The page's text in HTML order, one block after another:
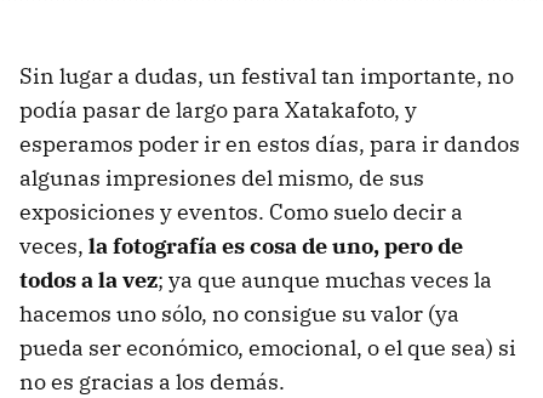
Sin lugar a dudas, un festival tan importante, no
podía pasar de largo para Xatakafoto, y
esperamos poder ir en estos días, para ir dandos
algunas impresiones del mismo, de sus
exposiciones y eventos. Como suelo decir a
veces, la fotografía es cosa de uno, pero de
todos a la vez; ya que aunque muchas veces la
hacemos uno sólo, no consigue su valor (ya
pueda ser económico, emocional, o el que sea) si
no es gracias a los demás.